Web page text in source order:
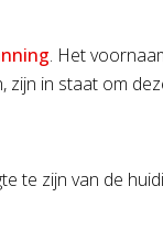
. Het
in staat om
te zijn van de